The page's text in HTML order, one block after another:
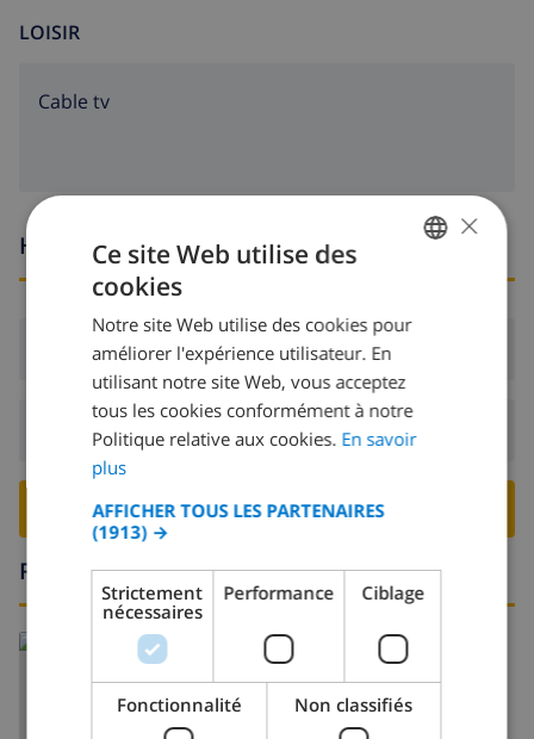
LOISIR
Cable tv
Heures d'arrivée et de départ
Arrivée:De 16:00 avant 19:00
Départ:Avant: 10:00
RESERVER CETTE VILLA ›
Région
DUTCH
SPANISH
GERMAN
DANISH
×
Ce site Web utilise des
cookies
Notre site Web utilise des cookies pour
améliorer l'expérience utilisateur. En
utilisant notre site Web, vous acceptez
tous les cookies conformément à notre
Politique relative aux cookies. En savoir
plus
AFFICHER TOUS LES PARTENAIRES
(1913) →
Strictement
nécessaires
Performance Ciblage
Fonctionnalité Non classifiés